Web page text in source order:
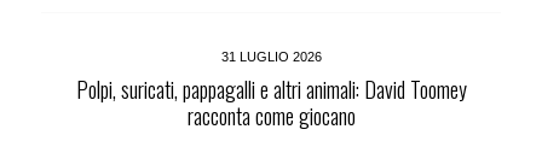
31 LUGLIO 2026
Polpi, suricati, pappagalli e altri animali: David Toomey
racconta come giocano